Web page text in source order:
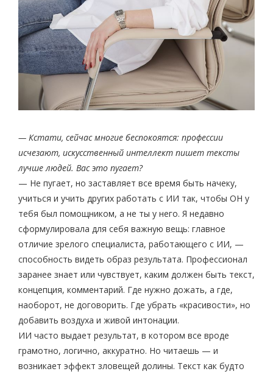
— Кстати, сейчас многие беспокоятся: профессии
исчезают, искусственный интеллект пишет тексты
лучше людей. Вас это пугает?
— Не пугает, но заставляет все время быть начеку,
учиться и учить других работать с ИИ так, чтобы ОН у
тебя был помощником, а не ты у него. Я недавно
сформулировала для себя важную вещь: главное
отличие зрелого специалиста, работающего с ИИ, —
способность видеть образ результата. Профессионал
заранее знает или чувствует, каким должен быть текст,
концепция, комментарий. Где нужно дожать, а где,
наоборот, не договорить. Где убрать «красивости», но
добавить воздуха и живой интонации.
ИИ часто выдает результат, в котором все вроде
грамотно, логично, аккуратно. Но читаешь — и
возникает эффект зловещей долины. Текст как будто